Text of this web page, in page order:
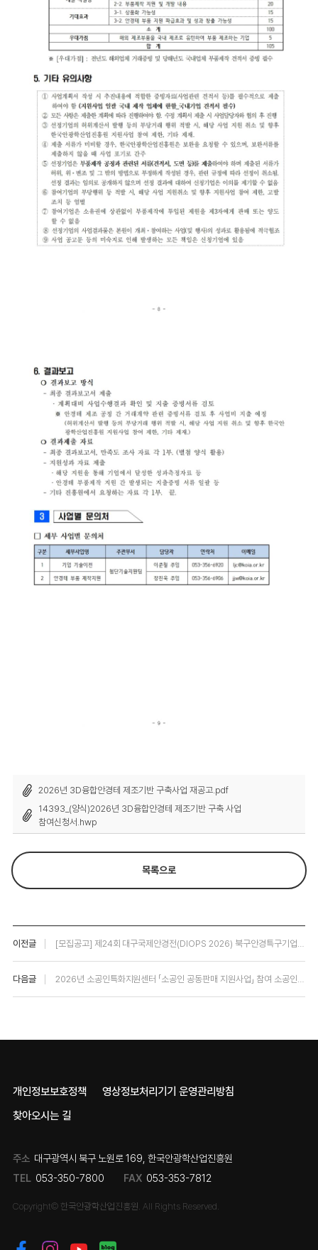
2026년 3D융합안경테 제조기반 구축사업 재공고.pdf
14393_(양식)2026년 3D융합안경테 제조기반 구축 사업
참여신청서.hwp
목록으로
이전글 [모집공고] 제24회 대구국제안경전(DIOPS 2026) 북구안경특구기업지원관 참가업체 모집안내
다음글 2026년 소공인특화지원센터 「소공인 공동판매 지원사업」 참여 소공인 모집공고
개인정보보호정책
영상정보처리기기 운영관리방침
찾아오시는 길
주소 대구광역시 북구 노원로 169, 한국안광학산업진흥원
TEL 053-350-7800 FAX 053-353-7812
Copyright© 한국안광학산업진흥원. All Rights Reserved.